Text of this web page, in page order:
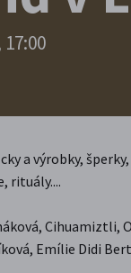
17:00
a výrobky,
rituály....
Cihuamiztli,
Emílie Didi